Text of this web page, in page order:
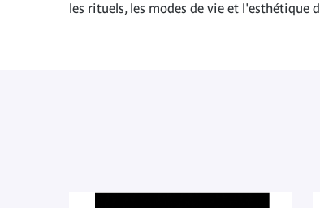
les rituels, les modes de vie et l'esthétique